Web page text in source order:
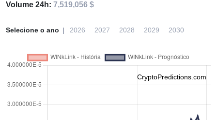
Volume 24h: 7,519,056 $
Selecione o ano 2026 2027 2028 2029 2030
CryptoPredictions.com